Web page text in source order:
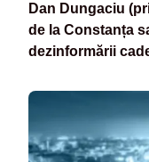
Dan Dungaciu
de la Constanța
dezinformării